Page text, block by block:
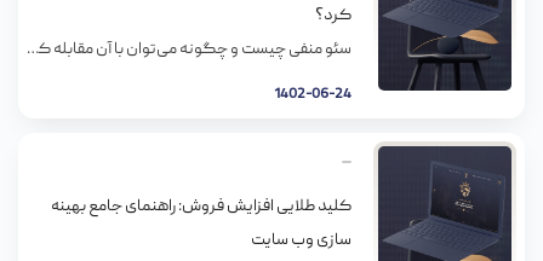
کرد؟
سئو منفی چیست و چگونه می‌توان با آن مقابله کرد؟ علم سئو در دو سال اخیر تغییرات و پیشرفت‌های متعددی را تجربه کرده است و بسیاری از بازاریابان استراتژی‌های خود را برای کسب رتبه بهتر در گوگل، تغییر داده‌اند، مثلا بالا بردن رتبه سایت در گوگل از طریق کلمات کلیدی دیگر به راحتی گذشته نیست […]
1402-06-24
کلید طلایی افزایش فروش: راهنمای جامع بهینه
سازی وب سایت